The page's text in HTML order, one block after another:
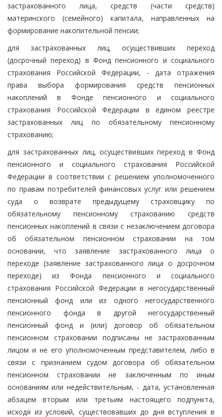
застрахованного лица, средств (части средств)
материнского (семейного) капитала, направленных на
формирование накопительной пенсии;
для застрахованных лиц, осуществивших переход
(досрочный переход) в Фонд пенсионного и социального
страхования Российской Федерации, - дата отражения
права выбора формирования средств пенсионных
накоплений в Фонде пенсионного и социального
страхования Российской Федерации в едином реестре
застрахованных лиц по обязательному пенсионному
страхованию;
для застрахованных лиц, осуществивших переход в Фонд
пенсионного и социального страхования Российской
Федерации в соответствии с решением уполномоченного
по правам потребителей финансовых услуг или решением
суда о возврате предыдущему страховщику по
обязательному пенсионному страхованию средств
пенсионных накоплений в связи с незаключением договора
об обязательном пенсионном страховании на том
основании, что заявление застрахованного лица о
переходе (заявление застрахованного лица о досрочном
переходе) из Фонда пенсионного и социального
страхования Российской Федерации в негосударственный
пенсионный фонд или из одного негосударственного
пенсионного фонда в другой негосударственный
пенсионный фонд и (или) договор об обязательном
пенсионном страховании подписаны не застрахованным
лицом и не его уполномоченным представителем, либо в
связи с признанием судом договора об обязательном
пенсионном страховании не заключенным по иным
основаниям или недействительным, - дата, установленная
абзацем вторым или третьим настоящего подпункта,
исходя из условий, существовавших до дня вступления в